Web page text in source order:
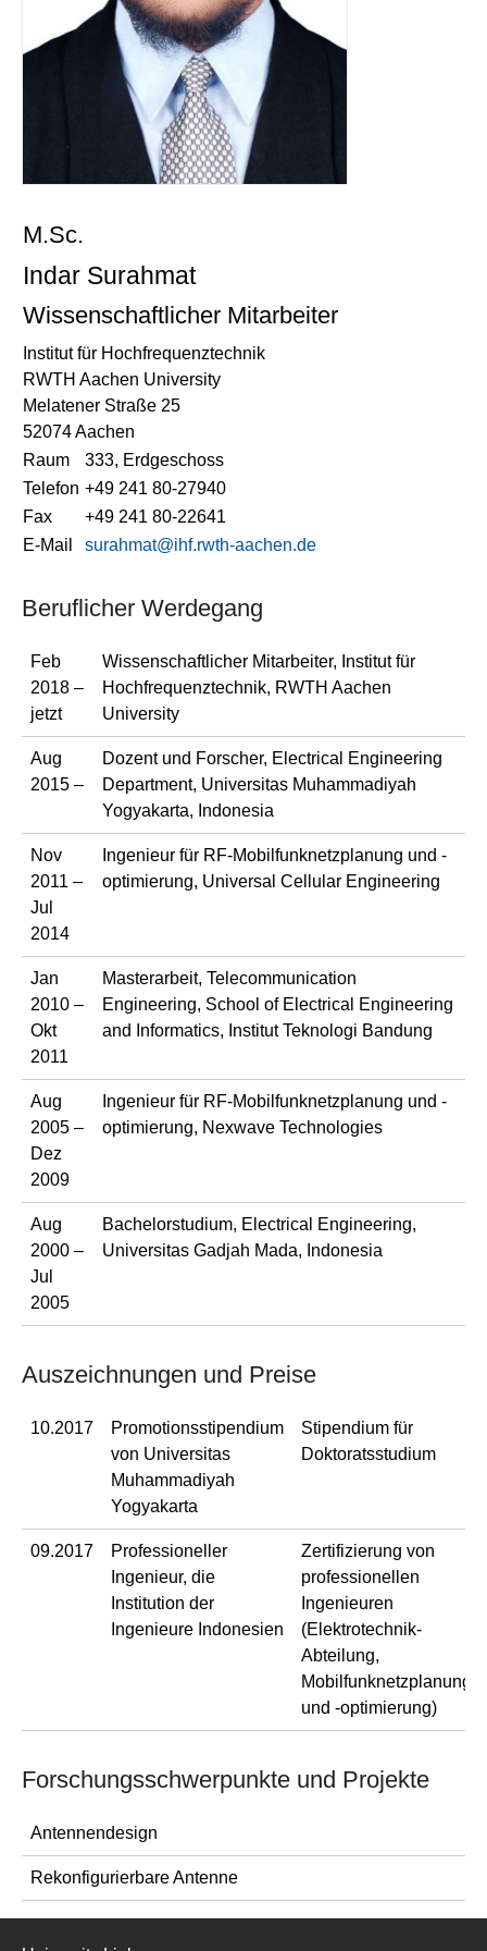
M.Sc.
Indar Surahmat
Wissenschaftlicher Mitarbeiter
Institut für Hochfrequenztechnik
RWTH Aachen University
Melatener Straße 25
52074 Aachen
Raum
333, Erdgeschoss
Telefon +49 241 80-27940
Fax
+49 241 80-22641
E-Mail
surahmat@ihf.rwth-aachen.de
Beruflicher Werdegang
Feb
2018 –
jetzt
Wissenschaftlicher Mitarbeiter, Institut für
Hochfrequenztechnik, RWTH Aachen
University
Aug
2015 –
Dozent und Forscher, Electrical Engineering
Department, Universitas Muhammadiyah
Yogyakarta, Indonesia
Nov
2011 –
Jul
2014
Ingenieur für RF-Mobilfunknetzplanung und -
optimierung, Universal Cellular Engineering
Jan
2010 –
Okt
2011
Masterarbeit, Telecommunication
Engineering, School of Electrical Engineering
and Informatics, Institut Teknologi Bandung
Aug
2005 –
Dez
2009
Ingenieur für RF-Mobilfunknetzplanung und -
optimierung, Nexwave Technologies
Aug
2000 –
Jul
2005
Bachelorstudium, Electrical Engineering,
Universitas Gadjah Mada, Indonesia
Auszeichnungen und Preise
10.2017
Promotionsstipendium
von Universitas
Muhammadiyah
Yogyakarta
Stipendium für
Doktoratsstudium
09.2017
Professioneller
Ingenieur, die
Institution der
Ingenieure Indonesien
Zertifizierung von
professionellen
Ingenieuren
(Elektrotechnik-
Abteilung,
Mobilfunknetzplanung
und -optimierung)
Forschungsschwerpunkte und Projekte
Antennendesign
Rekonfigurierbare Antenne